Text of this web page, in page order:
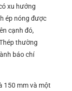
xu hướng
ép nóng được
cạnh đó,
thường
báo chí
150 mm và một